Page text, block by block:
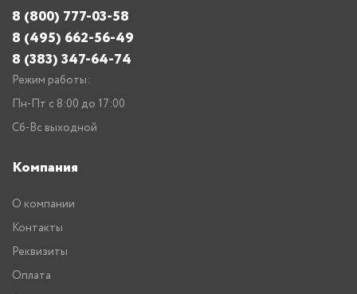
8 (800) 777-03-58
8 (495) 662-56-49
8 (383) 347-64-74
Режим работы:
Пн-Пт с 8:00 до 17:00
Сб-Вс выходной
Компания
О компании
Контакты
Реквизиты
Оплата